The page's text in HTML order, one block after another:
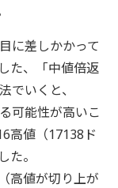
に差しかかって
た、「中値倍返
でいくと、
可能性が高いこ
高値（17138ド
。
高値が切り上が